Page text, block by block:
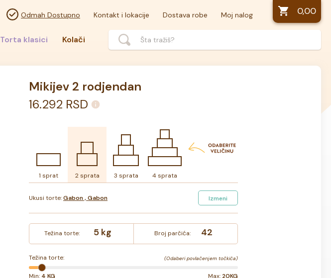
Odmah Dostupno Kontakt i lokacije Dostava robe Moj nalog 0,00
Torta klasici
Kolači
Mikijev 2 rodjendan
16.292 RSD
1 sprat 2 sprata 3 sprata 4 sprata
Ukusi torte:Gabon , Gabon Izmeni
Težina torte: 5 kg Broj parčića: 42
Težina torte: (Odaberi povlačenjem točkića)
Min: 4 KG Max: 20KG